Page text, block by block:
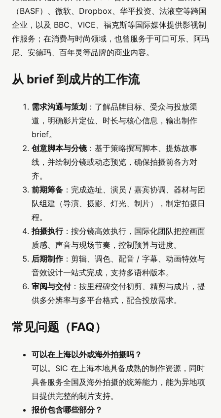
（BASF）、微软、Dropbox、华平投资、法液空等跨国
企业，以及 BBC、VICE、福克斯等国际媒体提供影视制
作服务；在消费与时尚领域，也曾服务于可口可乐、阿玛
尼、安德玛、百年灵等品牌的商业内容。
从 brief 到成片的工作流
需求沟通与策划 ：了解品牌目标、受众与投放渠
道，明确影片定位、时长与核心信息，输出制作
brief。
创意脚本与分镜 ：基于策略撰写脚本、提炼故事
线，并绘制分镜或动态预览，确保拍摄前各方对
齐。
前期筹备 ：完成选址、演员 / 嘉宾协调、器材与团
队组建（导演、摄影、灯光、制片），制定拍摄日
程。
拍摄执行：按分镜高效执行，国际化团队把控画面
质感、声音与现场节奏，控制预算与进度。
后期制作：剪辑、调色、配音 / 字幕、动画特效与
音效设计一站式完成，支持多语种版本。
审阅与交付：按里程碑交付初剪、精剪与成片，提
供多分辨率与多平台格式，配合投放需求。
常见问题（FAQ）
可以在上海以外或海外拍摄吗？
可以。SIC 在上海本地具备成熟的制作资源，同时
具备服务全国及海外拍摄的统筹能力，能为异地项
目提供完整的制片支持。
报价包含哪些部分？